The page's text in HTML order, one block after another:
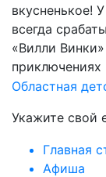
вкусненькое!
всегда
«Вилли
Областная
Укажите свой
Главная
Афиша